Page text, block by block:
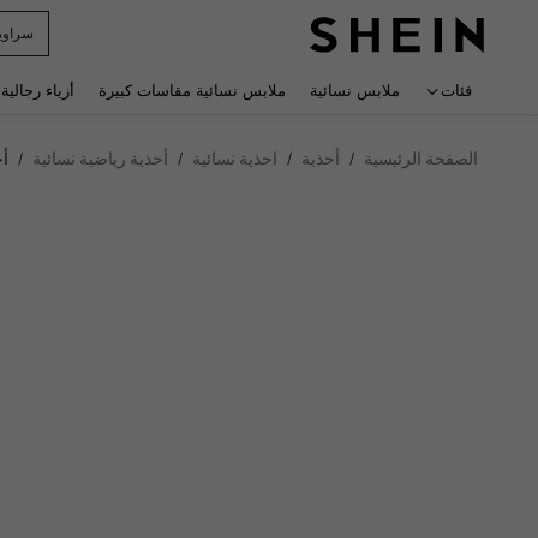
Man
فئات ملابس نسائية ملابس نسائية مقاسات كبيرة أزياء رجالية
الصفحة الرئيسية / أحذية / احذية نسائية / أحذية رياضية نسائية /